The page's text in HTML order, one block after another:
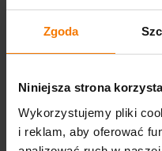
Zgoda
Niniejsza strona
Wykorzystujemy pliki
i reklam, aby oferować
Wszystkie urządzenia
14960 oraz EN ISO